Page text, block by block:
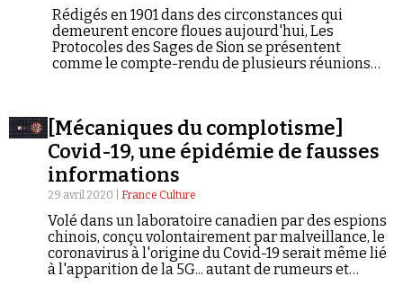
Se connecter
Rédigés en 1901 dans des circonstances qui
demeurent encore floues aujourd'hui, Les
Protocoles des Sages de Sion se présentent
comme le compte-rendu de plusieurs réunions
néanmoins circuler dans le monde entier. Avec
Pierre-André Taguieff, philosophe, historien des
idées et directeur de recherche au CNRS.
[Mécaniques du complotisme]
Covid-19, une épidémie de fausses
informations
29 avril 2020 | France Culture
Volé dans un laboratoire canadien par des espions
chinois, conçu volontairement par malveillance, le
coronavirus à l'origine du Covid-19 serait même lié
à l'apparition de la 5G... autant de rumeurs et